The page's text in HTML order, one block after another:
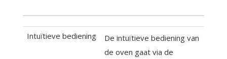
Intuïtieve bediening
De intuïtieve bediening van
de oven gaat via de